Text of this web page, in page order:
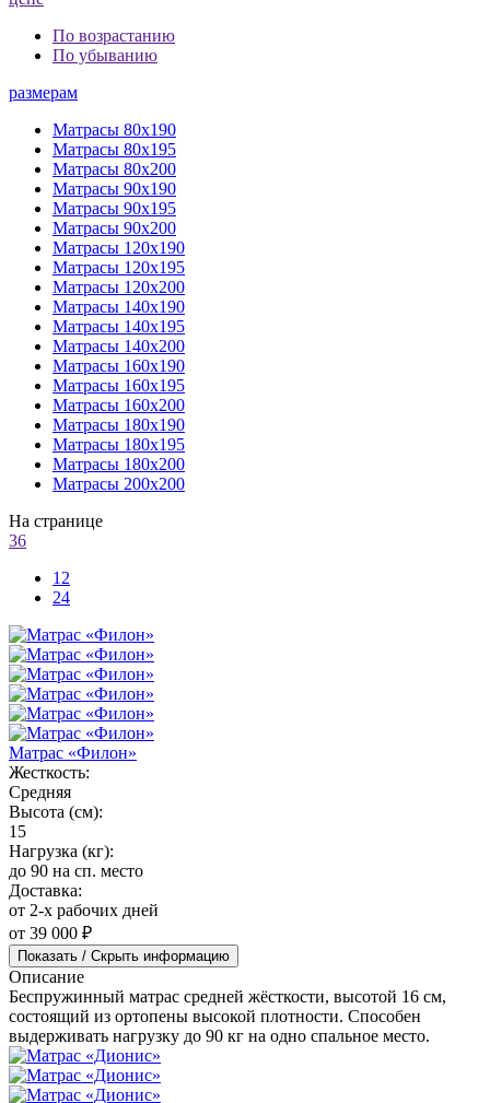
По возрастанию
По убыванию
размерам
Матрасы 80х190
Матрасы 80х195
Матрасы 80х200
Матрасы 90х190
Матрасы 90х195
Матрасы 90х200
Матрасы 120х190
Матрасы 120х195
Матрасы 120х200
Матрасы 140х190
Матрасы 140х195
Матрасы 140х200
Матрасы 160х190
Матрасы 160х195
Матрасы 160х200
Матрасы 180х190
Матрасы 180х195
Матрасы 180х200
Матрасы 200х200
На странице
36
12
24
Матрас «Филон»
Жесткость:
Средняя
Высота (см):
15
Нагрузка (кг):
до 90 на сп. место
Доставка:
от 2-х рабочих дней
от 39 000 ₽
Показать / Скрыть информацию
Описание
Беспружинный матрас средней жёсткости, высотой 16 см,
состоящий из ортопены высокой плотности. Способен
выдерживать нагрузку до 90 кг на одно спальное место.